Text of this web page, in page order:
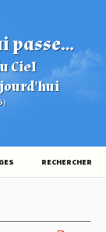
passe...
Ciel
RECHERCHER